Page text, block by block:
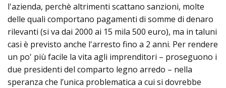
l'azienda, perchè altrimenti scattano sanzioni, molte
delle quali comportano pagamenti di somme di denaro
rilevanti (si va dai 2000 ai 15 mila 500 euro), ma in taluni
casi è previsto anche l'arresto fino a 2 anni. Per rendere
un po' più facile la vita agli imprenditori – proseguono i
due presidenti del comparto legno arredo – nella
speranza che l’unica problematica a cui si dovrebbe